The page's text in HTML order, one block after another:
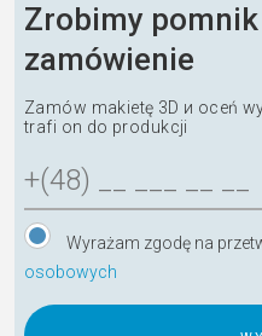
Zrobimy
zamówienie
Zamów makietę 3D и oceń
trafi on do produkcji
Wyrażam zgodę na
osobowych